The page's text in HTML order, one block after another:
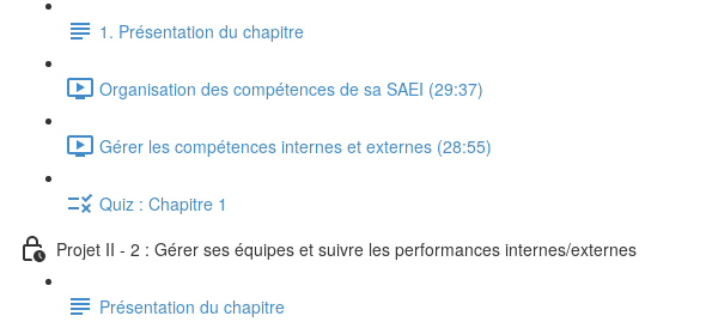
1. Présentation du chapitre
Organisation des compétences de sa SAEI (29:37)
Gérer les compétences internes et externes (28:55)
Quiz : Chapitre 1
Projet II - 2 : Gérer ses équipes et suivre les performances internes/externes
Présentation du chapitre